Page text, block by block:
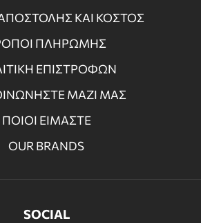
ΚΑΙ ΚΟΣΤΟΣ
ΠΛΗΡΩΜΗΣ
ΕΠΙΣΤΡΟΦΩΝ
ΜΑΖΙ ΜΑΣ
ΠΟΙΟΙ ΕΙΜΑΣΤΕ
OUR BRANDS
SOCIAL